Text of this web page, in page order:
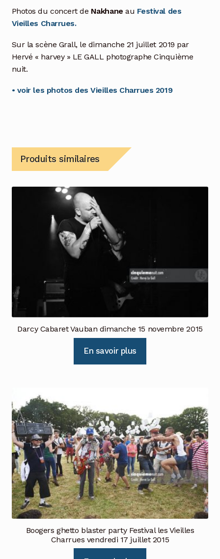
Photos du concert de Nakhane au Festival des
Vieilles Charrues.
Sur la scène Grall, le dimanche 21 juillet 2019 par
Hervé « harvey » LE GALL photographe Cinquième
nuit.
• voir les photos des Vieilles Charrues 2019
Produits similaires
Darcy Cabaret Vauban dimanche 15 novembre 2015
En savoir plus
Boogers ghetto blaster party Festival les Vieilles
Charrues vendredi 17 juillet 2015